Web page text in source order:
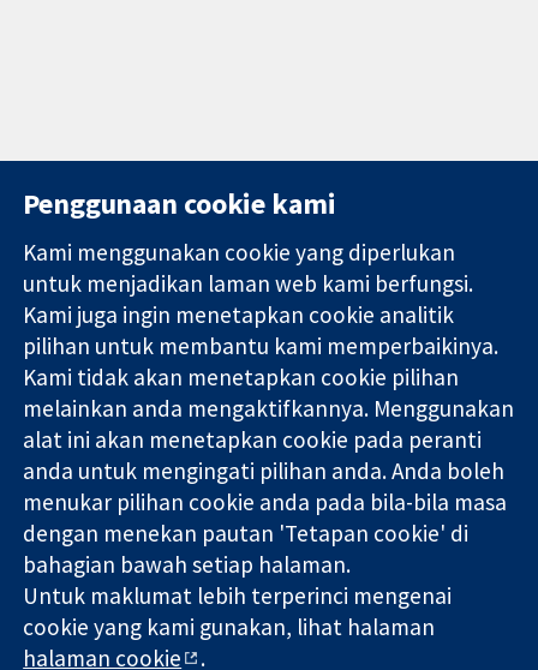
Bukti yang
dipercayai.
keputusan
termaklum
Kesihatan yang
lebih baik
11-13 Cavendish
Square
London
W1G 0AN
United Kingdom
Hubungi kita
Berita
Pejabat
akhbar
Perihal Kami
Pekerjaan
Cochrane
Library
Kolaborasi Cochrane ialah sebuah badan amal (no. 1045921) dan
sebuah syarikat terhad oleh jaminan (no. 03044323) yang
berdaftar di England & Wales. Nombor pendaftaran VAT GB 718
2127 49.
Penggunaan cookie kami
Kami menggunakan cookie yang diperlukan
untuk menjadikan laman web kami berfungsi.
Kami juga ingin menetapkan cookie analitik
pilihan untuk membantu kami memperbaikinya.
Kami tidak akan menetapkan cookie pilihan
melainkan anda mengaktifkannya. Menggunakan
alat ini akan menetapkan cookie pada peranti
anda untuk mengingati pilihan anda. Anda boleh
menukar pilihan cookie anda pada bila-bila masa
dengan menekan pautan 'Tetapan cookie' di
bahagian bawah setiap halaman.
Untuk maklumat lebih terperinci mengenai
cookie yang kami gunakan, lihat halaman
halaman cookie
.